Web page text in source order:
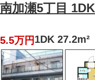
南加瀬5丁目
5.5万円1DK 27.2m²